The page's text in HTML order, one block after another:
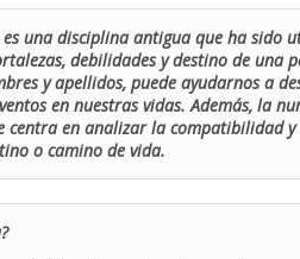
una disciplina antigua que ha sido
debilidades y destino de una
y apellidos, puede ayudarnos a
en nuestras vidas. Además, la
centra en analizar la compatibilidad
o camino de vida.